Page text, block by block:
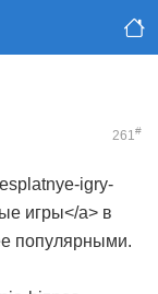
261#
igry-
игры</a> в
популярными.